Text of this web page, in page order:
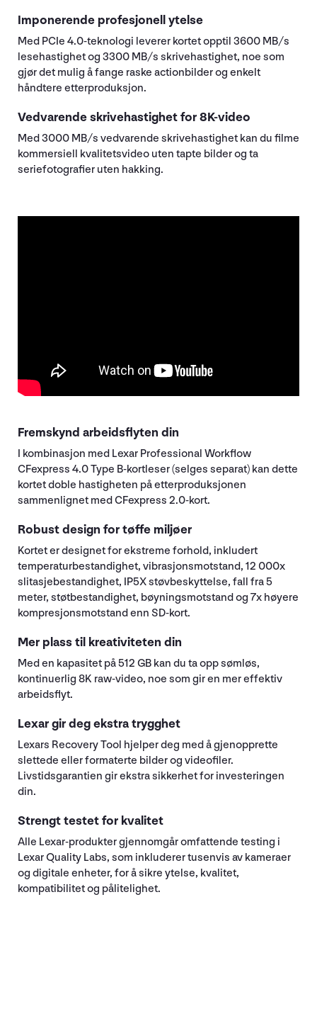
Imponerende profesjonell ytelse
Med PCIe 4.0-teknologi leverer kortet opptil 3600 MB/s
lesehastighet og 3300 MB/s skrivehastighet, noe som
gjør det mulig å fange raske actionbilder og enkelt
håndtere etterproduksjon.
Vedvarende skrivehastighet for 8K-video
Med 3000 MB/s vedvarende skrivehastighet kan du filme
kommersiell kvalitetsvideo uten tapte bilder og ta
seriefotografier uten hakking.
Fremskynd arbeidsflyten din
I kombinasjon med Lexar Professional Workflow
CFexpress 4.0 Type B-kortleser (selges separat) kan dette
kortet doble hastigheten på etterproduksjonen
sammenlignet med CFexpress 2.0-kort.
Robust design for tøffe miljøer
Kortet er designet for ekstreme forhold, inkludert
temperaturbestandighet, vibrasjonsmotstand, 12 000x
slitasjebestandighet, IP5X støvbeskyttelse, fall fra 5
meter, støtbestandighet, bøyningsmotstand og 7x høyere
kompresjonsmotstand enn SD-kort.
Mer plass til kreativiteten din
Med en kapasitet på 512 GB kan du ta opp sømløs,
kontinuerlig 8K raw-video, noe som gir en mer effektiv
arbeidsflyt.
Lexar gir deg ekstra trygghet
Lexars Recovery Tool hjelper deg med å gjenopprette
slettede eller formaterte bilder og videofiler.
Livstidsgarantien gir ekstra sikkerhet for investeringen
din.
Strengt testet for kvalitet
Alle Lexar-produkter gjennomgår omfattende testing i
Lexar Quality Labs, som inkluderer tusenvis av kameraer
og digitale enheter, for å sikre ytelse, kvalitet,
kompatibilitet og pålitelighet.